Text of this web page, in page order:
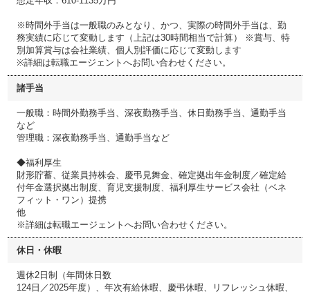
※時間外手当は一般職のみとなり、かつ、実際の時間外手当は、勤
務実績に応じて変動します（上記は30時間相当で計算） ※賞与、特
別加算賞与は会社業績、個人別評価に応じて変動します
※詳細は転職エージェントへお問い合わせください。
諸手当
一般職：時間外勤務手当、深夜勤務手当、休日勤務手当、通勤手当
など
管理職：深夜勤務手当、通勤手当など
◆福利厚生
財形貯蓄、従業員持株会、慶弔見舞金、確定拠出年金制度／確定給
付年金選択拠出制度、育児支援制度、福利厚生サービス会社（ベネ
フィット・ワン）提携
他
※詳細は転職エージェントへお問い合わせください。
休日・休暇
週休2日制（年間休日数
124日／2025年度）、年次有給休暇、慶弔休暇、リフレッシュ休暇、